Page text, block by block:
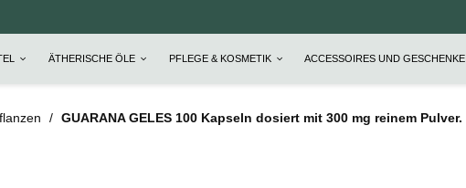
ÄTHERISCHE ÖLE PFLEGE & KOSMETIK ACCESSOIRES UND GESCHENKE
GUARANA GELES 100 Kapseln dosiert mit 300 mg reinem Pulver.